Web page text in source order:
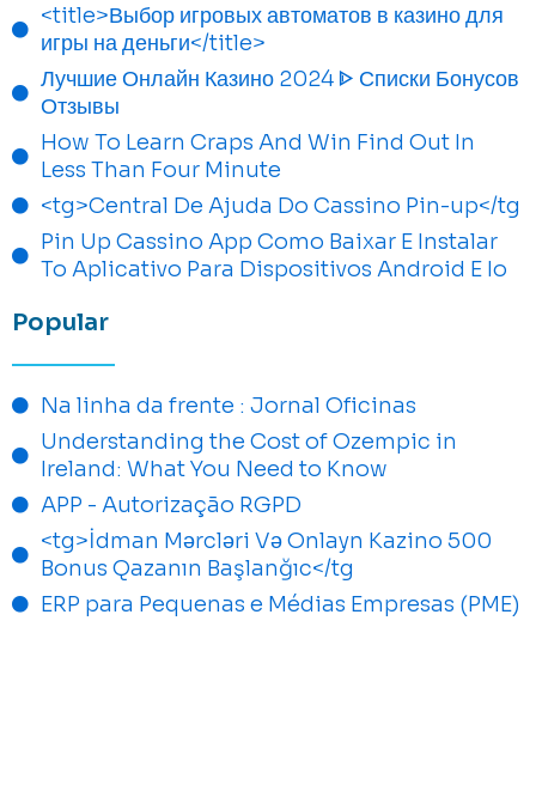
<title>Выбор игровых автоматов в казино для
игры на деньги</title>
Лучшие Онлайн Казино 2024 ᐈ Списки Бонусов
Отзывы
How To Learn Craps And Win Find Out In
Less Than Four Minute
<tg>Central De Ajuda Do Cassino Pin-up</tg
Pin Up Cassino App Como Baixar E Instalar
To Aplicativo Para Dispositivos Android E Io
Popular
Na linha da frente : Jornal Oficinas
Understanding the Cost of Ozempic in
Ireland: What You Need to Know
APP - Autorização RGPD
<tg>İdman Mərcləri Və Onlayn Kazino 500
Bonus Qazanın Başlanğıc</tg
ERP para Pequenas e Médias Empresas (PME)